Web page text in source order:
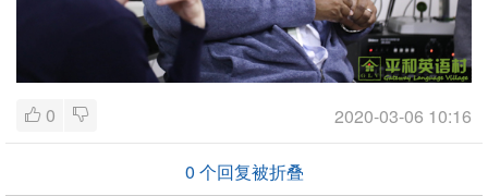
0 2020-03-06 10:16
0 个回复被折叠